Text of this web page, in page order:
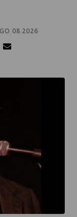
08 2026